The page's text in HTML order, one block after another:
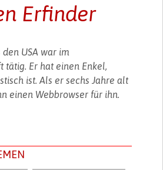
Erfinder
den USA war im
tätig. Er hat einen Enkel,
ist. Als er sechs Jahre alt
einen Webbrowser für ihn.